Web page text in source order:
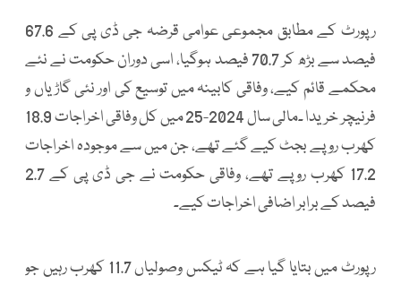
رپورٹ کے مطابق مجموعی عوامی قرضہ جی ڈی پی کے 67.6
فیصد سے بڑھ کر 70.7 فیصد ہوگیا، اسی دوران حکومت نے نئے
محکمے قائم کیے، وفاقی کابینہ میں توسیع کی اور نئی گاڑیاں و
فرنیچر خریدا ۔مالی سال 2024-25 میں کل وفاقی اخراجات 18.9
کھرب روپے بجٹ کیے گئے تھے، جن میں سے موجودہ اخراجات
17.2 کھرب روپے تھے، وفاقی حکومت نے جی ڈی پی کے 2.7
فیصد کے برابر اضافی اخراجات کیے۔
رپورٹ میں بتایا گیا ہے کہ ٹیکس وصولیاں 11.7 کھرب رہیں جو